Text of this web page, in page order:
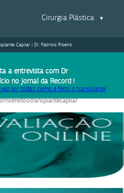
Cirurgia Plástica ▼
Capilar | Dr. Fabrício Ribeiro
a entrevista com Dr
no Jornal da Record !
vez por todas como é feito o transplante